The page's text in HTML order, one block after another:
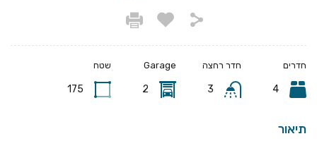
חדרים
4
חדר רחצה
3
Garage
2
שטח
175
תיאור